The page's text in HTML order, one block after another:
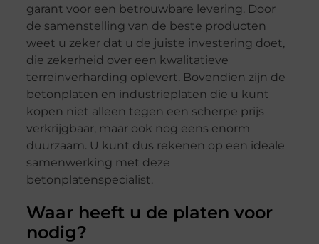
garant voor een betrouwbare levering. Door
de samenstelling van de beste producten
weet u zeker dat u de juiste investering doet,
die zekerheid over een kwalitatieve
terreinverharding oplevert. Bovendien zijn de
betonplaten en industrieplaten die u kunt
kopen niet alleen tegen een scherpe prijs
verkrijgbaar, maar ook nog eens enorm
duurzaam. U kunt dus rekenen op een ideale
samenwerking met deze
betonplatenspecialist.
Waar heeft u de platen voor
nodig?